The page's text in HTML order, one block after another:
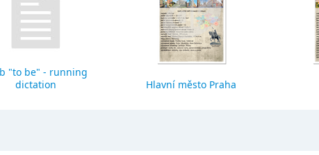
"to be" - running
dictation
Hlavní město Praha